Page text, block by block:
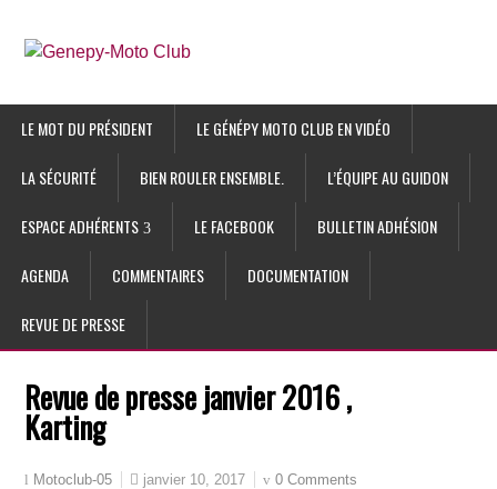
LE MOT DU PRÉSIDENT LE GÉNÉPY MOTO CLUB EN VIDÉO
LA SÉCURITÉ BIEN ROULER ENSEMBLE. L’ÉQUIPE AU GUIDON
ESPACE ADHÉRENTS LE FACEBOOK BULLETIN ADHÉSION
AGENDA COMMENTAIRES DOCUMENTATION
REVUE DE PRESSE
Revue de presse janvier 2016 ,
Karting
Motoclub-05 janvier 10, 2017 0 Comments